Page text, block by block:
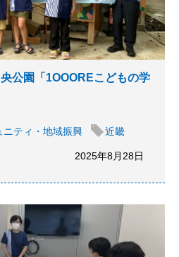
公園「1OOOREこどもの学
ニティ・地域振興 近畿
2025年8月28日